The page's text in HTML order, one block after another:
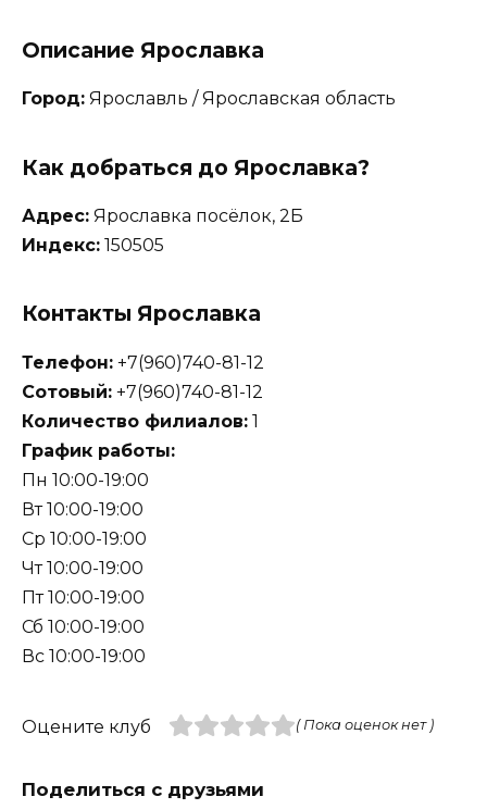
Описание Ярославка
Город: Ярославль / Ярославская область
Как добраться до Ярославка?
Адрес: Ярославка посёлок, 2Б
Индекс: 150505
Контакты Ярославка
Телефон: +7(960)740-81-12
Сотовый: +7(960)740-81-12
Количество филиалов: 1
График работы:
Пн 10:00-19:00
Вт 10:00-19:00
Ср 10:00-19:00
Чт 10:00-19:00
Пт 10:00-19:00
Сб 10:00-19:00
Вс 10:00-19:00
Оцените клуб ( Пока оценок нет )
Поделиться с друзьями